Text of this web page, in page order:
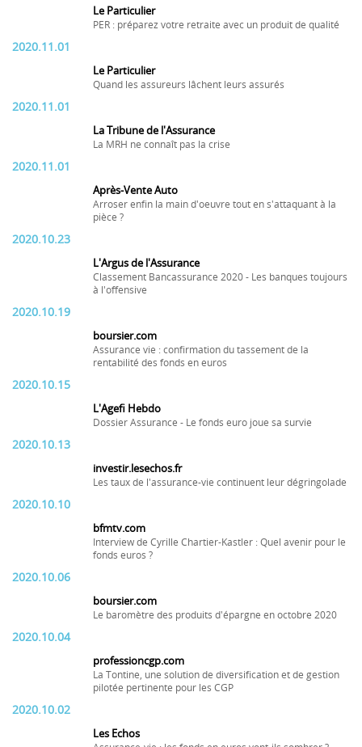
Le Particulier
PER : préparez votre retraite avec un produit de qualité
2020.11.01
Le Particulier
Quand les assureurs lâchent leurs assurés
2020.11.01
La Tribune de l'Assurance
La MRH ne connaît pas la crise
2020.11.01
Après-Vente Auto
Arroser enfin la main d'oeuvre tout en s'attaquant à la
pièce ?
2020.10.23
L'Argus de l'Assurance
Classement Bancassurance 2020 - Les banques toujours
à l'offensive
2020.10.19
boursier.com
Assurance vie : confirmation du tassement de la
rentabilité des fonds en euros
2020.10.15
L'Agefi Hebdo
Dossier Assurance - Le fonds euro joue sa survie
2020.10.13
investir.lesechos.fr
Les taux de l'assurance-vie continuent leur dégringolade
2020.10.10
bfmtv.com
Interview de Cyrille Chartier-Kastler : Quel avenir pour le
fonds euros ?
2020.10.06
boursier.com
Le baromètre des produits d'épargne en octobre 2020
2020.10.04
professioncgp.com
La Tontine, une solution de diversification et de gestion
pilotée pertinente pour les CGP
2020.10.02
Les Echos